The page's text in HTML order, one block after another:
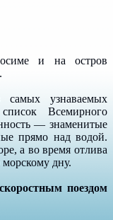
и на остров
узнаваемых
Всемирного
— знаменитые
прямо над водой.
а во время отлива
дну.
поездом